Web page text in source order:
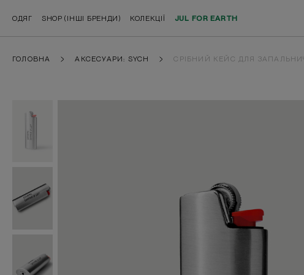
ОДЯГ SHOP (ІНШІ БРЕНДИ) КОЛЕКЦІЇ JUL FOR EARTH
ГОЛОВНА АКСЕСУАРИ: SYCH СРІБНИЙ КЕЙС ДЛЯ